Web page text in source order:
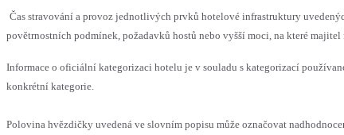
Čas stravování a provoz jednotlivých prvků hotelové infrastruktury
povětrnostních podmínek, požadavků hostů nebo vyšší moci, na které majitel
Informace o oficiální kategorizaci hotelu je v souladu s kategorizací
konkrétní kategorie.
Polovina hvězdičky uvedená ve slovním popisu může označovat